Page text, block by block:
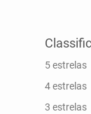
5 estrelas
4 estrelas
3 estrelas